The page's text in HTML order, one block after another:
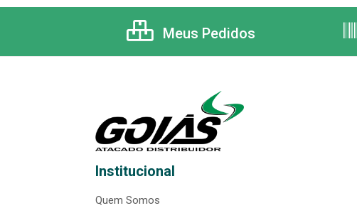
Meus Pedidos
Institucional
Quem Somos